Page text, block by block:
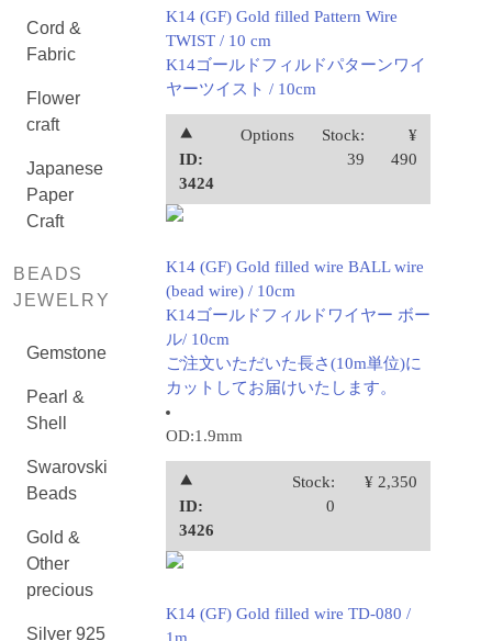
Cord &
Fabric
Flower
craft
Japanese
Paper
Craft
BEADS
JEWELRY
Gemstone
Pearl &
Shell
Swarovski
Beads
Gold &
Other
precious
Silver 925
K14 (GF) Gold filled Pattern Wire
TWIST / 10 cm
K14ゴールドフィルドパターンワイ
ヤーツイスト / 10cm
⯅
ID:
3424
Options
Stock:
39
¥
490
K14 (GF) Gold filled wire BALL wire
(bead wire) / 10cm
K14ゴールドフィルドワイヤー ボー
ル/ 10cm
ご注文いただいた長さ(10m単位)に
カットしてお届けいたします。
OD:1.9mm
⯅
ID:
3426
Stock:
0
¥ 2,350
K14 (GF) Gold filled wire TD-080 /